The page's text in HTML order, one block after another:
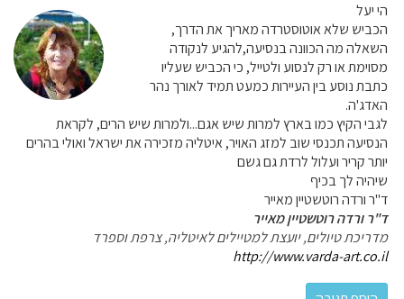
הי יעל
הכביש שלא אוטוסטרדה מאריך את הדרך,
השאלה מה הכוונה בנסיעה,להגיע לנקודה
מסוימת או רק לנסוע ולטייל, כי הכביש שעליו
כתבת נוסע בין העיירות כמעט תמיד לאורך נהר
האדג'ה.
לגבי הקיץ כמו בארץ למרות שיש אגם...ולמרות שיש הרים, לקראת
הנסיעה תכנסי שוב למזג האויר, איטליה מזכירה את ישראל ואולי בהרים
יותר קריר ועלול לרדת גם גשם
שיהיה לך בכיף
ד"ר ורדה רוטשטיין מאייר
ד"ר ורדה רוטשטיין מאייר
מדריכת טיולים, יועצת למטיילים לאיטליה, צרפת וספרד
http://www.varda-art.co.il